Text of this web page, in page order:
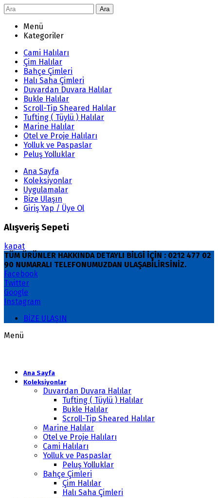
Ara
Menü
Kategoriler
Cami Halıları
Çim Halılar
Bahçe Çimleri
Halı Saha Çimleri
Duvardan Duvara Halılar
Bukle Halılar
Scroll-Tip Sheared Halılar
Tufting ( Tüylü ) Halılar
Marine Halılar
Otel ve Proje Halıları
Yolluk ve Paspaslar
Peluş Yolluklar
Ana Sayfa
Koleksiyonlar
Uygulamalar
Bize Ulaşın
Giriş Yap / Üye Ol
Alışveriş Sepeti
kapat
TÜM ÜRÜNLER HAKKINDA DETAYLI BİLGİ İÇİN : 0212 477 02
90 NUMARALI TELEFONUMUZDAN ULAŞABİLİRSİNİZ.
Facebook
Twitter
Google
Instagram
BİZE ULAŞIN
Menü
Ana Sayfa
Koleksiyonlar
Duvardan Duvara Halılar
Tufting ( Tüylü ) Halılar
Bukle Halılar
Scroll-Tip Sheared Halılar
Marine Halılar
Otel ve Proje Halıları
Cami Halıları
Yolluk ve Paspaslar
Peluş Yolluklar
Bahçe Çimleri
Çim Halılar
Halı Saha Çimleri